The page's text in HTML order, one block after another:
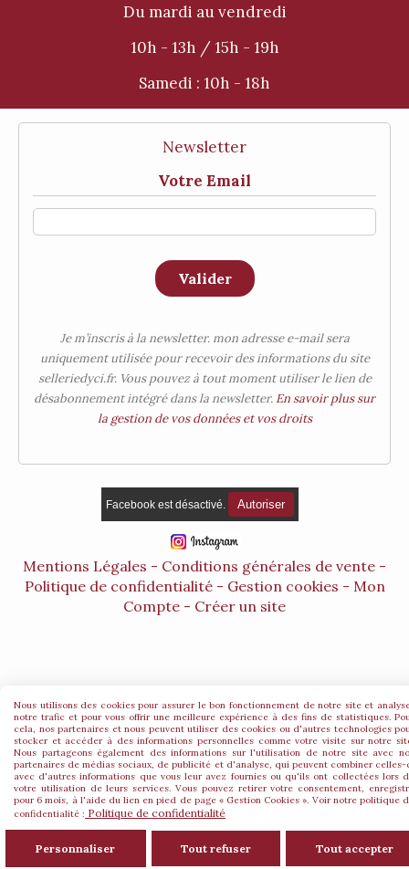
Du mardi au vendredi
10h - 13h / 15h - 19h
Samedi : 10h - 18h
Newsletter
Votre Email
Valider
Je m’inscris à la newsletter. mon adresse e-mail sera
uniquement utilisée pour recevoir des informations du site
selleriedyci.fr. Vous pouvez à tout moment utiliser le lien de
désabonnement intégré dans la newsletter. En savoir plus sur
la gestion de vos données et vos droits
Facebook est désactivé. Autoriser
Mentions Légales
Conditions générales de vente
Politique de confidentialité
Gestion cookies
Mon
Compte
Créer un site
Nous utilisons des cookies pour assurer le bon fonctionnement de notre site et
notre trafic et pour vous offrir une meilleure expérience à des fins de statistiques.
cela, nos partenaires et nous peuvent utiliser des cookies ou d'autres technologies
stocker et accéder à des informations personnelles comme votre visite sur notre
Nous partageons également des informations sur l'utilisation de notre site avec
partenaires de médias sociaux, de publicité et d'analyse, qui peuvent combiner celles-
avec d'autres informations que vous leur avez fournies ou qu'ils ont collectées lors
votre utilisation de leurs services. Vous pouvez retirer votre consentement,
pour 6 mois, à l'aide du lien en pied de page « Gestion Cookies ». Voir notre politique
confidentialité : Politique de confidentialité
Personnaliser Tout refuser Tout accepter